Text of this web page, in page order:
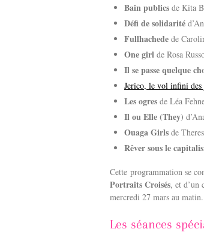
Bain publics de Kita
Défi de solidarité
Fullhachede de
One girl de Rosa
Il se passe quelque
Jerico, le vol infini des
Les ogres de Léa
Il ou Elle (They)
Ouaga Girls de
Rêver sous le
Cette programmation se
Portraits Croisés, et d’un
mercredi 27 mars au matin.
Les séances